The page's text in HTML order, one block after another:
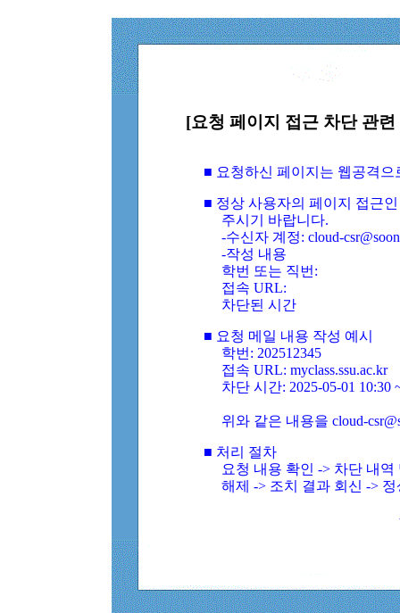
[요청 페이지 접근 차단 관
■ 요청하신 페이지는 웹공격
■ 정상 사용자의 페이지 접근
주시기 바랍니다.
-수신자 계정: cloud-
-작성 내용
학번 또는 직번:
접속 URL:
차단된 시간
■ 요청 메일 내용 작성 예시
학번: 202512345
접속 URL: myclass.ssu.ac.kr
차단 시간: 2025-05-01 10:30
위와 같은 내용을 cloud-
■ 처리 절차
요청 내용 확인 -> 차단 내
해제 -> 조치 결과 회신 ->